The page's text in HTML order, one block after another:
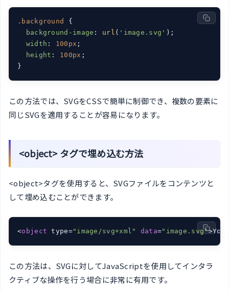
.background
{
background-image : url ( 'image.svg' );
width : 100px ;
height : 100px ;
}
この方法では、SVGをCSSで簡単に制御でき、複数の要素に
同じSVGを適用することが容易になります。
<object> タグで埋め込む方法
<object>タグを使用すると、SVGファイルをコンテンツと
して埋め込むことができます。
<object type="image/svg+xml" data="image.svg"
この方法は、SVGに対してJavaScriptを使用してインタラ
クティブな操作を行う場合に非常に有用です。